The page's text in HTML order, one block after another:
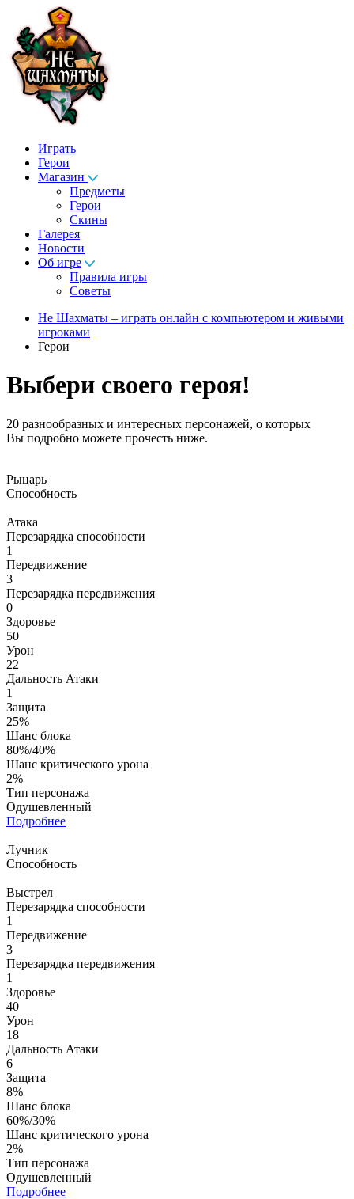
Играть
Герои
Магазин
Предметы
Герои
Скины
Галерея
Новости
Об игре
Правила игры
Советы
Не Шахматы – играть онлайн с компьютером и живыми
игроками
Герои
Выбери своего героя!
20 разнообразных и интересных персонажей, о которых
Вы подробно можете прочесть ниже.
Рыцарь
Способность
Атака
Перезарядка способности
1
Передвижение
3
Перезарядка передвижения
0
Здоровье
50
Урон
22
Дальность Атаки
1
Защита
25%
Шанс блока
80%/40%
Шанс критического урона
2%
Тип персонажа
Одушевленный
Подробнее
Лучник
Способность
Выстрел
Перезарядка способности
1
Передвижение
3
Перезарядка передвижения
1
Здоровье
40
Урон
18
Дальность Атаки
6
Защита
8%
Шанс блока
60%/30%
Шанс критического урона
2%
Тип персонажа
Одушевленный
Подробнее